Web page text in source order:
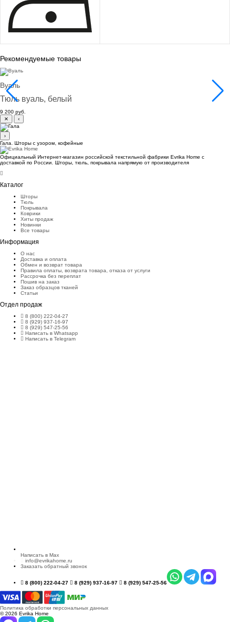
Рекомендуемые товары
Вуаль
Тюль вуаль, белый
9 200 руб.
✕
‹
›
Гала. Шторы с узором, кофейные
Официальный Интернет-магазин российской текстильной фабрики Evrika Home c
доставкой по России. Шторы, тюль, покрывала напрямую от производителя
Каталог
Шторы
Тюль
Покрывала
Коврики
Хиты продаж
Новинки
Все товары
Информация
О нас
Доставка и оплата
Обмен и возврат товара
Правила оплаты, возврата товара, отказа от услуги
Рассрочка без переплат
Пошив на заказ
Заказ образцов тканей
Статьи
Отдел продаж
8 (800) 222-04-27
8 (929) 937-16-97
8 (929) 547-25-56
Написать в Whatsapp
Написать в Telegram
Написать в Max
info@evrikahome.ru
Заказать обратный звонок
8 (800) 222-04-27 8 (929) 937-16-97 8 (929) 547-25-56
Политика обработки персональных данных
© 2026 Evrika Home